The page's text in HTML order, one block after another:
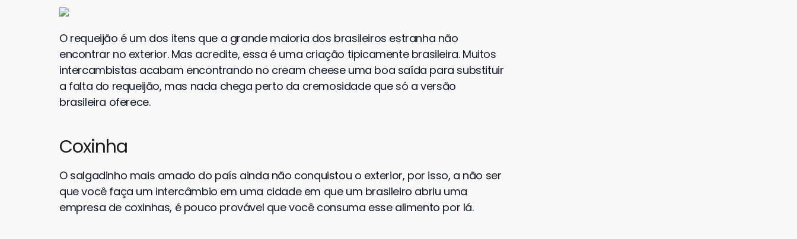
O requeijão é um dos itens que a grande maioria dos brasileiros estranha não
encontrar no exterior. Mas acredite, essa é uma criação tipicamente brasileira. Muitos
intercambistas acabam encontrando no cream cheese uma boa saída para substituir
a falta do requeijão, mas nada chega perto da cremosidade que só a versão
brasileira oferece.
Coxinha
O salgadinho mais amado do país ainda não conquistou o exterior, por isso, a não ser
que você faça um intercâmbio em uma cidade em que um brasileiro abriu uma
empresa de coxinhas, é pouco provável que você consuma esse alimento por lá.